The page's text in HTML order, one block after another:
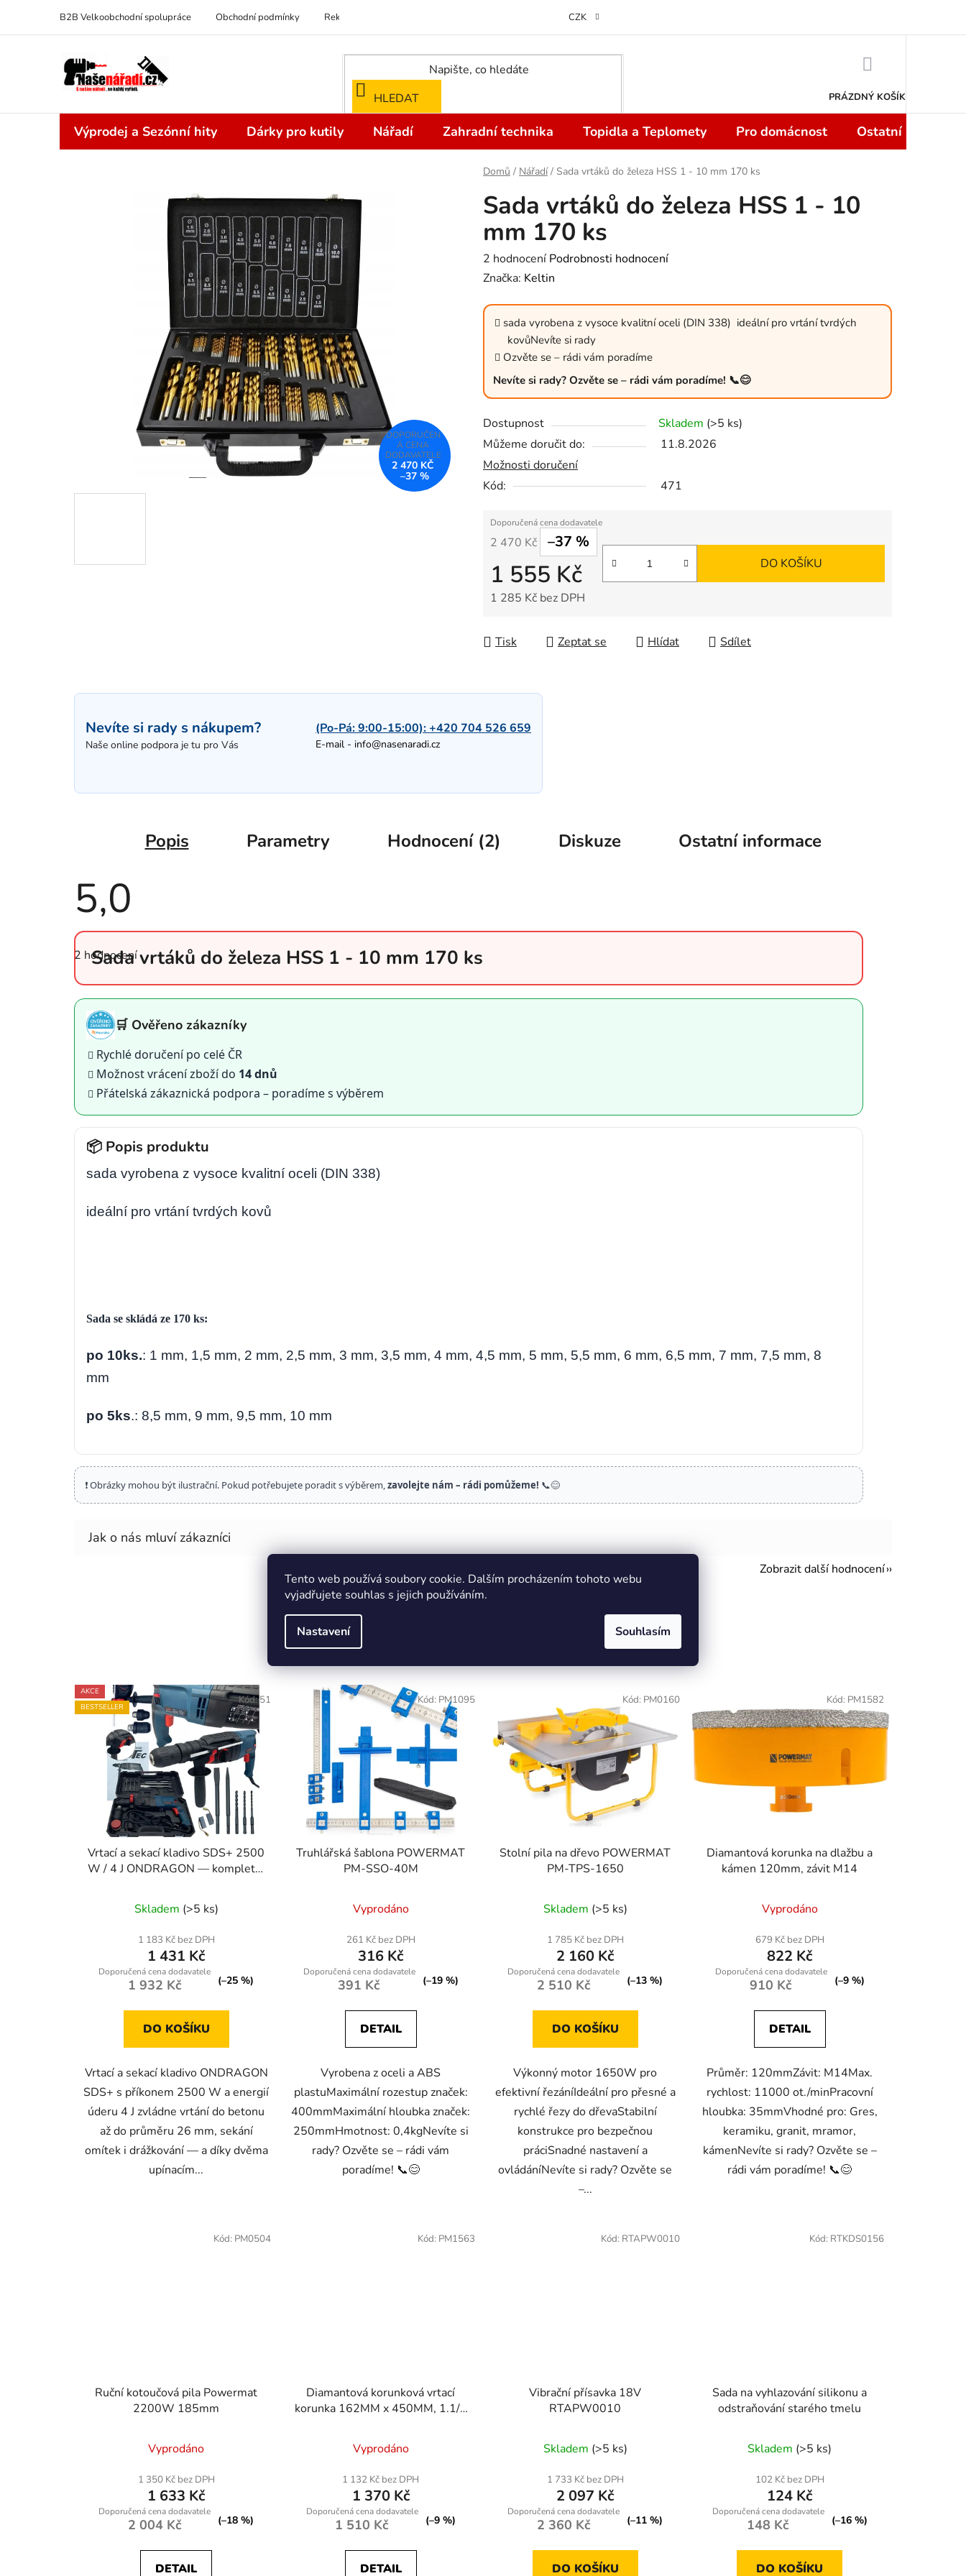
Tento web používá soubory cookie. Dalším procházením tohoto webu
vyjadřujete souhlas s jejich používáním.
Nastavení Souhlasím
obsah
B2B Velkoobchodní spolupráce Obchodní podmínky Reklamace Odstoupení od kupní smlouvy do 14 dní
CZK
HLEDAT PRÁZDNÝ KOŠÍK
Výprodej a Sezónní hity Dárky pro kutily Nářadí Zahradní technika Topidla a Teplomety Pro domácnost Ostatní
Domů / Nářadí / Sada vrtáků do železa HSS 1 - 10 mm 170 ks
Sada vrtáků do železa HSS 1 - 10
mm 170 ks
Průměrné
hodnocení
je
hvězdiček.
2 hodnocení Podrobnosti hodnocení
Značka: Keltin
sada vyrobena z vysoce kvalitní oceli (DIN 338) ideální pro vrtání tvrdých
kovůNevíte si rady
Ozvěte se – rádi vám poradíme
Nevíte si rady? Ozvěte se – rádi vám poradíme! 📞😊
Dostupnost Skladem (>5 ks)
Můžeme doručit do:
11.8.2026
Možnosti doručení
Kód:
471
2 470 Kč –37 %
1 555 Kč
1 285 Kč bez DPH
DO KOŠÍKU
Tisk Zeptat se Hlídat Sdílet
2 470 KČ
–37 %
Nevíte si rady s nákupem?
Naše online podpora je tu pro Vás
(Po-Pá: 9:00-15:00):+420 704 526 659
E-mail - info@nasenaradi.cz
Popis Parametry Hodnocení (2) Diskuze Ostatní informace
5,0
Průměrné
produktu
5,0
5
hvězdiček.
2 hodnocení
Sada vrtáků do železa HSS 1 - 10 mm 170 ks
🛒 Ověřeno zákazníky
Rychlé doručení po celé ČR
Možnost vrácení zboží do 14 dnů
Přátelská zákaznická podpora – poradíme s výběrem
📦 Popis produktu
sada vyrobena z vysoce kvalitní oceli (DIN 338)
ideální pro vrtání tvrdých kovů
Sada se skládá ze 170 ks:
po 10ks.: 1 mm, 1,5 mm, 2 mm, 2,5 mm, 3 mm, 3,5 mm, 4 mm, 4,5 mm, 5 mm, 5,5 mm, 6 mm, 6,5 mm, 7 mm, 7,5 mm, 8
mm
po 5ks.: 8,5 mm, 9 mm, 9,5 mm, 10 mm
❗ Obrázky mohou být ilustrační. Pokud potřebujete poradit s výběrem,zavolejte nám – rádi pomůžeme! 📞😊
Zobrazit další hodnocení
AKCE
BESTSELLER
Vrtací a sekací kladivo SDS+ 2500
W / 4 J ONDRAGON — kompletní
hodnocení
produktu
je
3,9
z
5
hvězdiček.
Skladem (>5 ks)
1 183 Kč bez DPH
1 431 Kč
1 932 Kč (–25 %)
DO KOŠÍKU
Vrtací a sekací kladivo ONDRAGON
SDS+ s příkonem 2500 W a energií
úderu 4 J zvládne vrtání do betonu
až do průměru 26 mm, sekání
omítek i drážkování — a díky dvěma
upínacím...
Kód:51
Truhlářská šablona POWERMAT
PM-SSO-40M
Vyprodáno
261 Kč bez DPH
316 Kč
391 Kč (–19 %)
DETAIL
Vyrobena z oceli a ABS
plastuMaximální rozestup značek:
400mmMaximální hloubka značek:
250mmHmotnost: 0,4kgNevíte si
rady? Ozvěte se – rádi vám
poradíme! 📞😊
Kód: PM1095
Stolní pila na dřevo POWERMAT
PM-TPS-1650
Skladem (>5 ks)
1 785 Kč bez DPH
2 160 Kč
2 510 Kč (–13 %)
DO KOŠÍKU
Výkonný motor 1650W pro
efektivní řezáníIdeální pro přesné a
rychlé řezy do dřevaStabilní
konstrukce pro bezpečnou
práciSnadné nastavení a
ovládáníNevíte si rady? Ozvěte se
–...
Kód: PM0160
Diamantová korunka na dlažbu a
kámen 120mm, závit M14
Vyprodáno
679 Kč bez DPH
822 Kč
910 Kč (–9 %)
DETAIL
Průměr: 120mmZávit: M14Max.
rychlost: 11000 ot./minPracovní
hloubka: 35mmVhodné pro: Gres,
keramiku, granit, mramor,
kámenNevíte si rady? Ozvěte se –
rádi vám poradíme! 📞😊
Kód: PM1582
Ruční kotoučová pila Powermat
2200W 185mm
Vyprodáno
1 350 Kč bez DPH
1 633 Kč
2 004 Kč (–18 %)
DETAIL
Kód: PM0504
Diamantová korunková vrtací
korunka 162MM x 450MM, 1.1/4
Vyprodáno
1 132 Kč bez DPH
1 370 Kč
1 510 Kč (–9 %)
DETAIL
Kód: PM1563
Vibrační přísavka 18V
RTAPW0010
Skladem (>5 ks)
1 733 Kč bez DPH
2 097 Kč
2 360 Kč (–11 %)
DO KOŠÍKU
Kód: RTAPW0010
Sada na vyhlazování silikonu a
odstraňování starého tmelu
Skladem (>5 ks)
102 Kč bez DPH
124 Kč
148 Kč (–16 %)
DO KOŠÍKU
Kód: RTKDS0156